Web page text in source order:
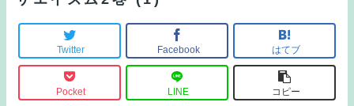
Twitter Facebook はてブ
Pocket LINE コピー